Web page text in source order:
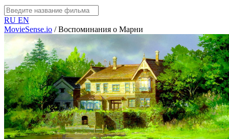
RU EN
MovieSense.io / Воспоминания о Марни